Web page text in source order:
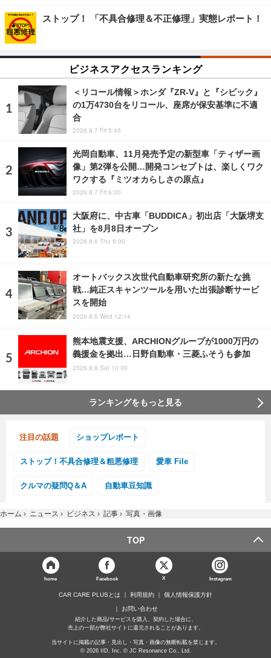
ストップ！ 「不具合修理＆不正修理」実態レポート！
ビジネスアクセスランキング
＜リコール情報＞ホンダ『ZR-V』と『シビック』
の1万4730台をリコール、座席が保安基準に不適
合
2026.8.7 Fri 5:45
光岡自動車、11月発売予定の新型車「ティザー画
像」第2弾を公開…開発コンセプトは、楽しくワク
ワクする『ミツオカらしさの原点』
2026.8.7 Fri 6:00
大阪府に、中古車「BUDDICA」初出店「大阪堺支
社」を8月8日オープン
2026.8.6 Thu 6:00
オートバックス次世代自動車研究所の新たな挑
戦…純正スキャンツールを用いた出張診断サービ
スを開始
2026.8.5 Wed 12:14
熊本地震支援、ARCHIONグループが1000万円の
義援金を拠出…日野自動車・三菱ふそうも参加
2026.8.8 Sat 10:00
ランキングをもっと見る
注目の話題 ショップレポート
ストップ！不具合修理＆粗悪修理 愛車 File
クルマの疑問Q＆A 自動車豆知識
ホーム › ニュース › ビジネス › 記事 › 写真・画像
TOP
home Facebook X Instagram
CAR CARE PLUSとは 利用規約 個人情報保護方針
お問い合わせ
紹介した商品/サービスを購入、契約した場合に、
売上の一部が弊社サイトに還元されることがあります。
当サイトに掲載の記事・見出し・写真・画像の無断転載を禁じます。
© 2026 IID, Inc. © JC Resonance Co., Ltd.